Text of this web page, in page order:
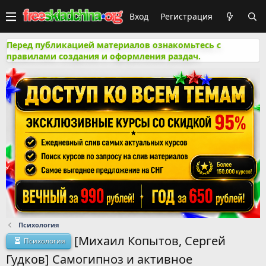
Вход Регистрация
Перед публикацией материалов ознакомьтесь с
правилами создания и оформления раздач.
Психология
Психология
[Михаил Копытов, Сергей
Гудков] Самогипноз и активное